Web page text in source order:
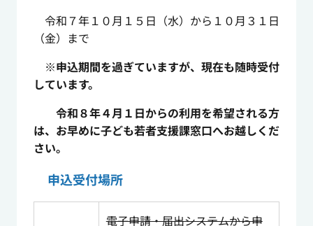
令和７年１０月１５日（水）から１０月３１日
（金）まで
※申込期間を過ぎていますが、現在も随時受付
しています。
令和８年４月１日からの利用を希望される方
は、お早めに子ども若者支援課窓口へお越しくだ
さい。
申込受付場所
電子申請・届出システムから申